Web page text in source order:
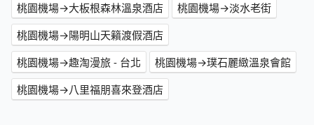
桃園機場→大板根森林溫泉酒店
桃園機場→淡水老街
桃園機場→陽明山天籟渡假酒店
桃園機場→趣淘漫旅 - 台北
桃園機場→璞石麗緻溫泉會館
桃園機場→八里福朋喜來登酒店